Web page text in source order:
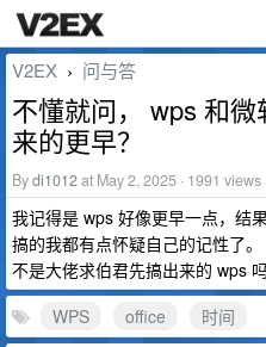
V2EX › 问与答
不懂就问， wps 和
来的更早？
Bydi1012at May 2, 2025 · 1991 views
我记得是 wps 好像更早一点，结
搞的我都有点怀疑自己的记性了。
不是大佬求伯君先搞出来的 wps
WPS
office
时间